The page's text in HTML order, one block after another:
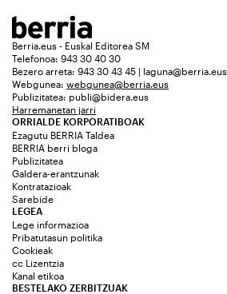
Berria.eus - Euskal Editorea SM
Telefonoa: 943 30 40 30
Bezero arreta: 943 30 43 45 | laguna@berria.eus
Webgunea: webgunea@berria.eus
Publizitatea: publi@bidera.eus
Harremanetan jarri
ORRIALDE KORPORATIBOAK
Ezagutu BERRIA Taldea
BERRIA berri bloga
Publizitatea
Galdera-erantzunak
Kontratazioak
Sarebide
LEGEA
Lege informazioa
Pribatutasun politika
Cookieak
cc Lizentzia
Kanal etikoa
BESTELAKO ZERBITZUAK